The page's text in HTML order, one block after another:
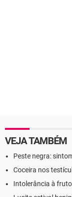
VEJA TAMBÉM
Peste negra:
Coceira nos
Intolerância à